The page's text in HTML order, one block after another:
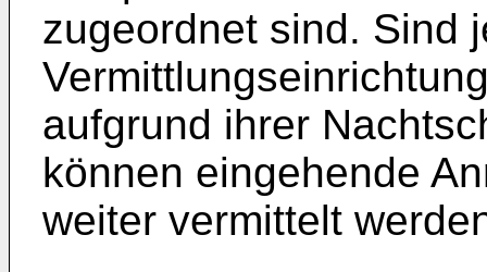
zugeordnet sind. Sind
aufgrund ihrer
können eingehende
weiter vermittelt